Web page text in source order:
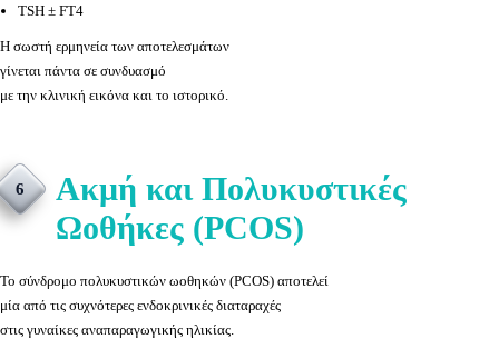
TSH ± FT4
Η σωστή ερμηνεία των αποτελεσμάτων
γίνεται πάντα σε συνδυασμό
με την κλινική εικόνα και το ιστορικό.
6
Ακμή και Πολυκυστικές
Ωοθήκες (PCOS)
Το σύνδρομο πολυκυστικών ωοθηκών (PCOS) αποτελεί
μία από τις συχνότερες ενδοκρινικές διαταραχές
στις γυναίκες αναπαραγωγικής ηλικίας.